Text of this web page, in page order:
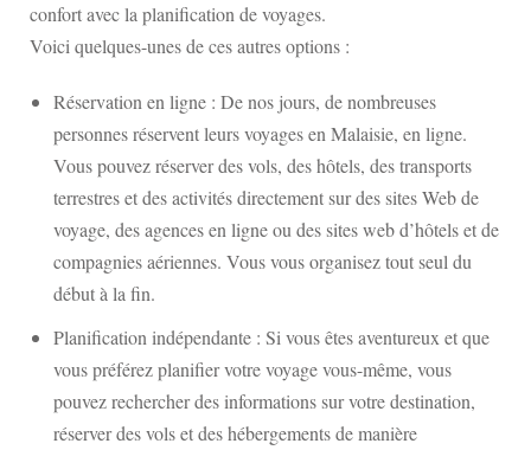
confort avec la planification de voyages.
Voici quelques-unes de ces autres options :
Réservation en ligne : De nos jours, de nombreuses
personnes réservent leurs voyages en Malaisie, en ligne.
Vous pouvez réserver des vols, des hôtels, des transports
terrestres et des activités directement sur des sites Web de
voyage, des agences en ligne ou des sites web d’hôtels et de
compagnies aériennes. Vous vous organisez tout seul du
début à la fin.
Planification indépendante : Si vous êtes aventureux et que
vous préférez planifier votre voyage vous-même, vous
pouvez rechercher des informations sur votre destination,
réserver des vols et des hébergements de manière